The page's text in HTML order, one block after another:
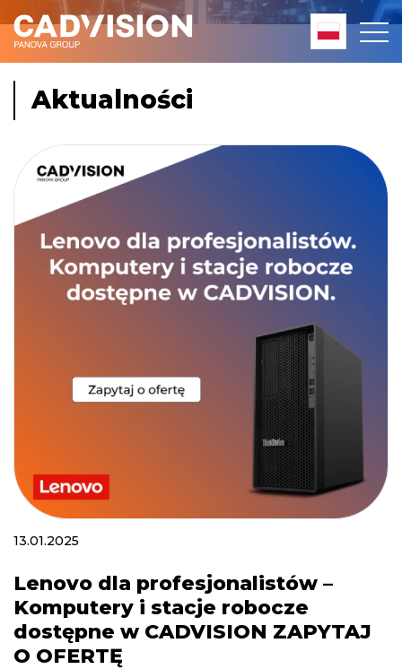
Aktualności
13.01.2025
Lenovo dla profesjonalistów –
Komputery i stacje robocze
dostępne w CADVISION ZAPYTAJ
O OFERTĘ